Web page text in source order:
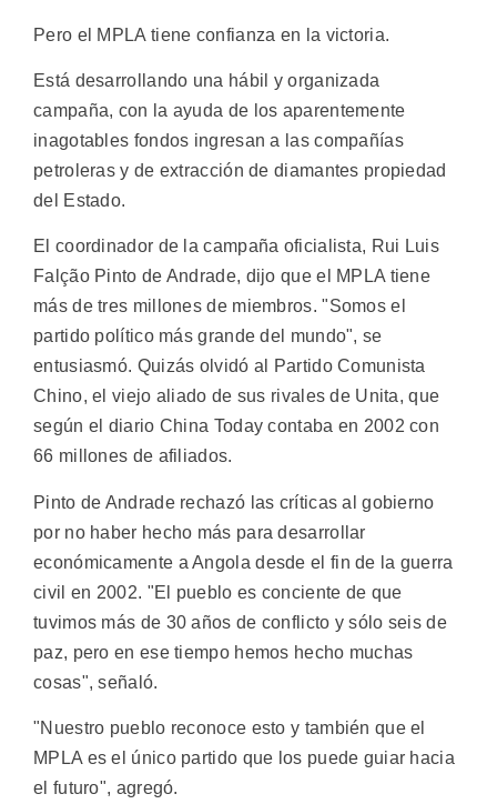
Pero el MPLA tiene confianza en la victoria.
Está desarrollando una hábil y organizada
campaña, con la ayuda de los aparentemente
inagotables fondos ingresan a las compañías
petroleras y de extracción de diamantes propiedad
del Estado.
El coordinador de la campaña oficialista, Rui Luis
Falção Pinto de Andrade, dijo que el MPLA tiene
más de tres millones de miembros. "Somos el
partido político más grande del mundo", se
entusiasmó. Quizás olvidó al Partido Comunista
Chino, el viejo aliado de sus rivales de Unita, que
según el diario China Today contaba en 2002 con
66 millones de afiliados.
Pinto de Andrade rechazó las críticas al gobierno
por no haber hecho más para desarrollar
económicamente a Angola desde el fin de la guerra
civil en 2002. "El pueblo es conciente de que
tuvimos más de 30 años de conflicto y sólo seis de
paz, pero en ese tiempo hemos hecho muchas
cosas", señaló.
"Nuestro pueblo reconoce esto y también que el
MPLA es el único partido que los puede guiar hacia
el futuro", agregó.